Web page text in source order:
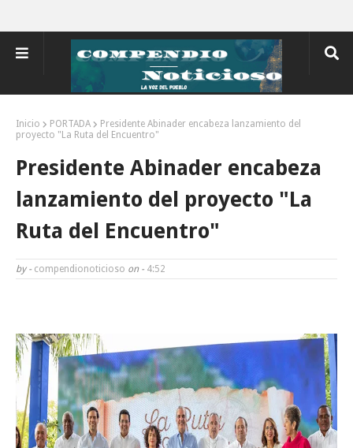
Inicio PORTADA
Presidente Abinader encabeza lanzamiento del
proyecto "La Ruta del Encuentro"
Presidente Abinader encabeza
lanzamiento del proyecto "La
Ruta del Encuentro"
by - compendionoticioso on - 4:52